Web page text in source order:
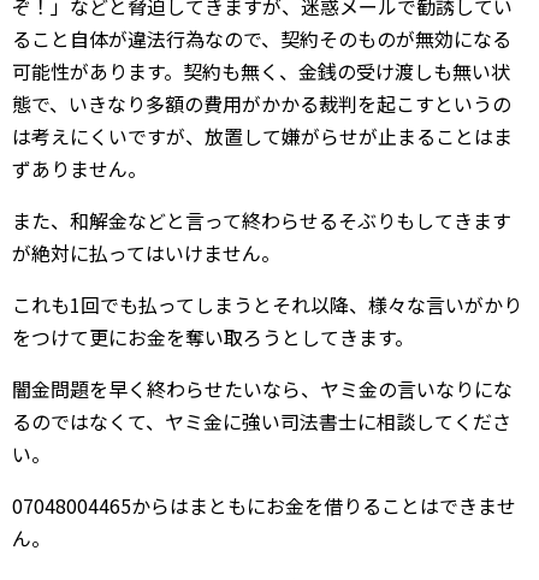
ぞ！」などと脅迫してきますが、迷惑メールで勧誘してい
ること自体が違法行為なので、契約そのものが無効になる
可能性があります。契約も無く、金銭の受け渡しも無い状
態で、いきなり多額の費用がかかる裁判を起こすというの
は考えにくいですが、放置して嫌がらせが止まることはま
ずありません。
また、和解金などと言って終わらせるそぶりもしてきます
が絶対に払ってはいけません。
これも1回でも払ってしまうとそれ以降、様々な言いがかり
をつけて更にお金を奪い取ろうとしてきます。
闇金問題を早く終わらせたいなら、ヤミ金の言いなりにな
るのではなくて、ヤミ金に強い司法書士に相談してくださ
い。
07048004465からはまともにお金を借りることはできませ
ん。